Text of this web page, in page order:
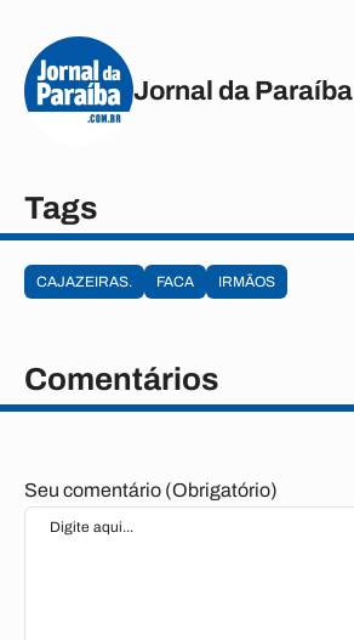
Jornal da Paraíba
Tags
CAJAZEIRAS. FACA IRMÃOS
Comentários
Seu comentário (Obrigatório)